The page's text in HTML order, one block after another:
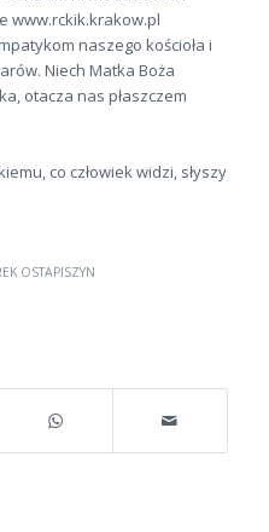
www.rckik.krakow.pl
naszego kościoła i
Niech Matka Boża
otacza nas płaszczem
co człowiek widzi, słyszy
OSTAPISZYN